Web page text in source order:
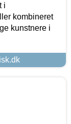
i
kombineret
kunstnere i